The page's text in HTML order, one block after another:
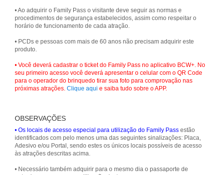
• Ao adquirir o Family Pass o visitante deve seguir as normas e
procedimentos de segurança estabelecidos, assim como respeitar o
horário de funcionamento de cada atração.
• PCDs e pessoas com mais de 60 anos não precisam adquirir este
produto.
• Você deverá cadastrar o ticket do Family Pass no aplicativo BCW+. No
seu primeiro acesso você deverá apresentar o celular com o QR Code
para o operador do brinquedo tirar sua foto para comprovação nas
próximas atrações. Clique aqui e saiba tudo sobre o APP.
OBSERVAÇÕES
• Os locais de acesso especial para utilização do Family Pass estão
identificados com pelo menos uma das seguintes sinalizações: Placa,
Adesivo e/ou Portal, sendo estes os únicos locais possíveis de acesso
às atrações descritas acima.
• Necessário também adquirir para o mesmo dia o passaporte de